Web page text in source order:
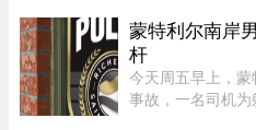
魁北克行政法庭
蒙特利尔南岸
杆
今天周五早上，
事故，一名司机